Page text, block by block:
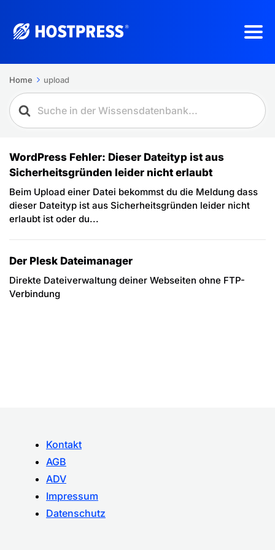
Home upload
WordPress Fehler: Dieser Dateityp ist aus
Sicherheitsgründen leider nicht erlaubt
Beim Upload einer Datei bekommst du die Meldung dass
dieser Dateityp ist aus Sicherheitsgründen leider nicht
erlaubt ist oder du...
Der Plesk Dateimanager
Direkte Dateiverwaltung deiner Webseiten ohne FTP-
Verbindung
Kontakt
AGB
ADV
Impressum
Datenschutz